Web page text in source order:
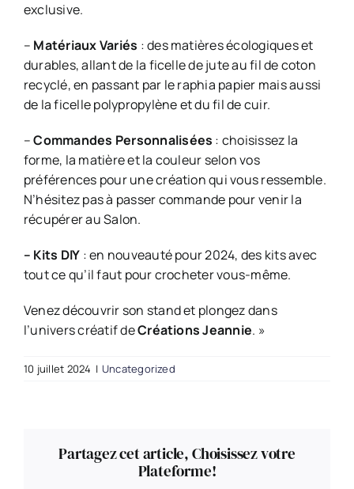
exclusive.
– Matériaux Variés : des matières écologiques et
durables, allant de la ficelle de jute au fil de coton
recyclé, en passant par le raphia papier mais aussi
de la ficelle polypropylène et du fil de cuir.
–Commandes Personnalisées : choisissez la
forme, la matière et la couleur selon vos
préférences pour une création qui vous ressemble.
N’hésitez pas à passer commande pour venir la
récupérer au Salon.
– Kits DIY : en nouveauté pour 2024, des kits avec
tout ce qu’il faut pour crocheter vous-même.
Venez découvrir son stand et plongez dans
l’univers créatif deCréations Jeannie. »
10 juillet 2024 | Uncategorized
Partagez cet article, Choisissez votre
Plateforme!